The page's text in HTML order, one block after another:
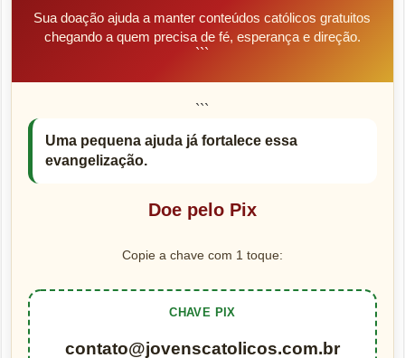
Sua doação ajuda a manter conteúdos católicos gratuitos
chegando a quem precisa de fé, esperança e direção.
```
```
Uma pequena ajuda já fortalece essa
evangelização.
Doe pelo Pix
Copie a chave com 1 toque:
CHAVE PIX
contato@jovenscatolicos.com.br